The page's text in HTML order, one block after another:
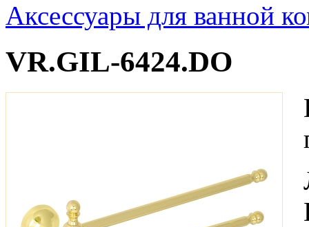
Аксессуары для ванной
VR.GIL-6424.DO